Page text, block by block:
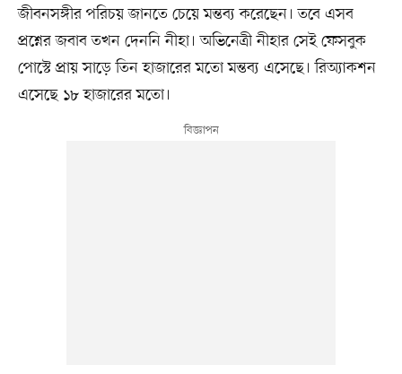
জীবনসঙ্গীর পরিচয় জানতে চেয়ে মন্তব্য করেছেন। তবে এসব
প্রশ্নের জবাব তখন দেননি নীহা। অভিনেত্রী নীহার সেই ফেসবুক
পোস্টে প্রায় সাড়ে তিন হাজারের মতো মন্তব্য এসেছে। রিঅ্যাকশন
এসেছে ১৮ হাজারের মতো।